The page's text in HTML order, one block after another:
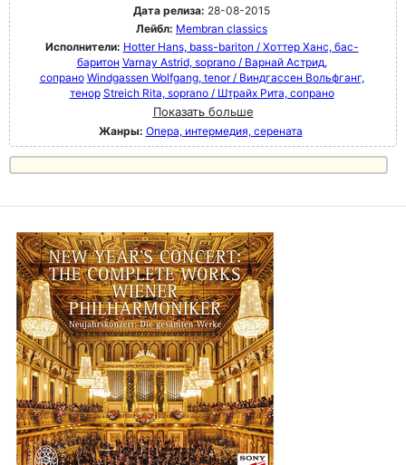
Дата релиза: 28-08-2015
Лейбл: Membran classics
Исполнители: Hotter Hans, bass-bariton / Хоттер Ханс, бас-
баритон Varnay Astrid, soprano / Варнай Астрид,
сопрано Windgassen Wolfgang, tenor / Виндгассен Вольфганг,
тенор Streich Rita, soprano / Штрайх Рита, сопрано
Показать больше
Жанры: Опера, интермедия, серената